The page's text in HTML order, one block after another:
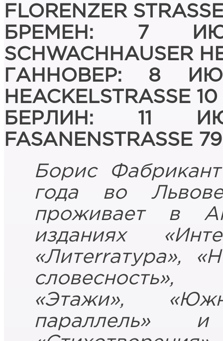
FLORENZER
БРЕМЕН: 7
SCHWACHHAUSER
ГАННОВЕР: 8
HEACKELSTRASSE 10
БЕРЛИН: 11
FASANENSTRASSE
Борис
года во
проживает в
изданиях
«Литеrrатура»,
словесность»,
«Этажи»,